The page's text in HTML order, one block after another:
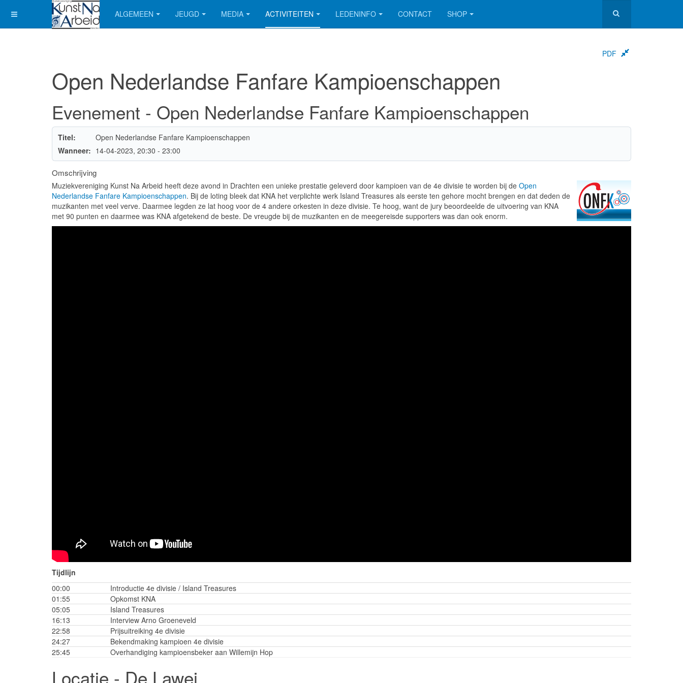
ALGEMEEN JEUGD MEDIA ACTIVITEITEN LEDENINFO CONTACT SHOP
PDF
Open Nederlandse Fanfare Kampioenschappen
Evenement - Open Nederlandse Fanfare Kampioenschappen
Titel:
Open Nederlandse Fanfare Kampioenschappen
Wanneer: 14-04-2023, 20:30 - 23:00
Omschrijving
Muziekvereniging Kunst Na Arbeid heeft deze avond in Drachten een unieke prestatie geleverd door kampioen van de 4e divisie te worden bij de Open
Nederlandse Fanfare Kampioenschappen. Bij de loting bleek dat KNA het verplichte werk Island Treasures als eerste ten gehore mocht brengen en dat deden de
muzikanten met veel verve. Daarmee legden ze lat hoog voor de 4 andere orkesten in deze divisie. Te hoog, want de jury beoordeelde de uitvoering van KNA
met 90 punten en daarmee was KNA afgetekend de beste. De vreugde bij de muzikanten en de meegereisde supporters was dan ook enorm.
Tijdlijn
00:00
Introductie 4e divisie / Island Treasures
01:55
Opkomst KNA
05:05
Island Treasures
16:13
Interview Arno Groeneveld
22:58
Prijsuitreiking 4e divisie
24:27
Bekendmaking kampioen 4e divisie
25:45
Overhandiging kampioensbeker aan Willemijn Hop
Locatie - De Lawei